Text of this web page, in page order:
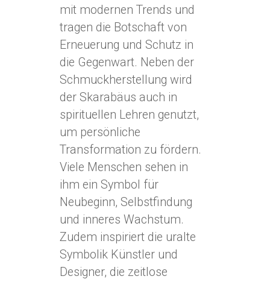
mit modernen Trends und
tragen die Botschaft von
Erneuerung und Schutz in
die Gegenwart. Neben der
Schmuckherstellung wird
der Skarabäus auch in
spirituellen Lehren genutzt,
um persönliche
Transformation zu fördern.
Viele Menschen sehen in
ihm ein Symbol für
Neubeginn, Selbstfindung
und inneres Wachstum.
Zudem inspiriert die uralte
Symbolik Künstler und
Designer, die zeitlose